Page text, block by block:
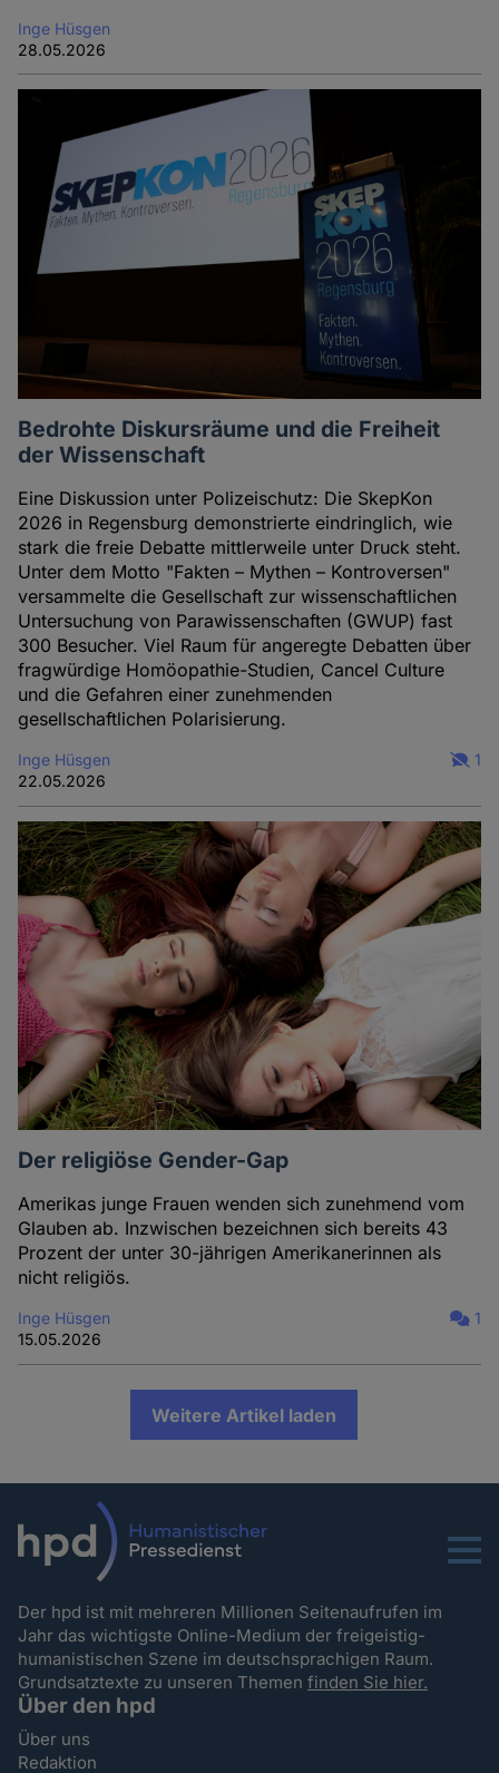
Inge Hüsgen
28.05.2026
Bedrohte Diskursräume und die Freiheit
der Wissenschaft
Eine Diskussion unter Polizeischutz: Die SkepKon
2026 in Regensburg demonstrierte eindringlich, wie
stark die freie Debatte mittlerweile unter Druck steht.
Unter dem Motto "Fakten – Mythen – Kontroversen"
versammelte die Gesellschaft zur wissenschaftlichen
Untersuchung von Parawissenschaften (GWUP) fast
300 Besucher. Viel Raum für angeregte Debatten über
fragwürdige Homöopathie-Studien, Cancel Culture
und die Gefahren einer zunehmenden
gesellschaftlichen Polarisierung.
Inge Hüsgen
22.05.2026
1
Der religiöse Gender-Gap
Amerikas junge Frauen wenden sich zunehmend vom
Glauben ab. Inzwischen bezeichnen sich bereits 43
Prozent der unter 30-jährigen Amerikanerinnen als
nicht religiös.
Inge Hüsgen
15.05.2026
1
Weitere Artikel laden
Menu
Der hpd ist mit mehreren Millionen Seitenaufrufen im
Jahr das wichtigste Online-Medium der freigeistig-
humanistischen Szene im deutschsprachigen Raum.
Grundsatztexte zu unseren Themenfinden Sie hier.
Über den hpd
Über uns
Redaktion